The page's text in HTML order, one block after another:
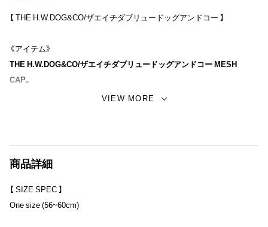
【 THE H.W.DOG&CO/ザエイチダブリュードッグアンドコー 】
《アイテム》
THE H.W.DOG&CO/ザエイチダブリュードッグアンドコー MESH
CAP。
通常のメッシュキャップと異なりフロントクラウンが低めなワークスタ
ベーシックなメッシュキャップのようにフロントにロープコードがデザ
インとして取り付けられており、フロントパネルにオリジナルデザイン
でリーフロゴ『SUPERIOR HAT MAKER HWDOG』が刺繍されていま
す。
VIEW MORE
商品詳細
【 SIZE SPEC 】
One size (56~60cm)